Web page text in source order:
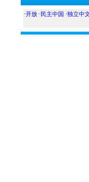
·开放 · 民主中国 ·独立中